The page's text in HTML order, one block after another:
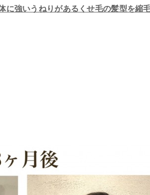
に強いうねりがあるくせ毛の髪型を縮